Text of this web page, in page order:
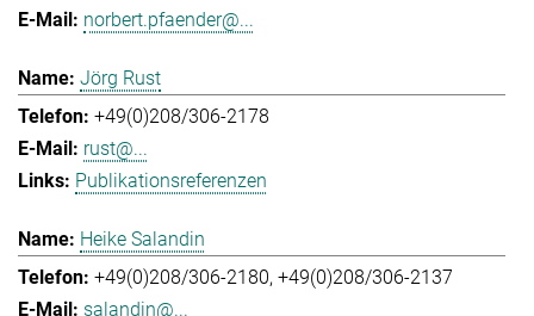
norbert.pfaender@...
Jörg Rust
+49(0)208/306-2178
rust@...
Publikationsreferenzen
Heike Salandin
+49(0)208/306-2180 +49(0)208/306-2137
salandin@...